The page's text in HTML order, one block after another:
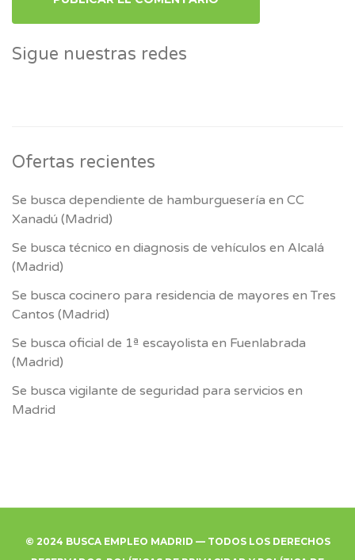
Sigue nuestras redes
Ofertas recientes
Se busca dependiente de hamburguesería en CC
Xanadú (Madrid)
Se busca técnico en diagnosis de vehículos en Alcalá
(Madrid)
Se busca cocinero para residencia de mayores en Tres
Cantos (Madrid)
Se busca oficial de 1ª escayolista en Fuenlabrada
(Madrid)
Se busca vigilante de seguridad para servicios en
Madrid
© 2024 BUSCA EMPLEO MADRID — TODOS LOS DERECHOS